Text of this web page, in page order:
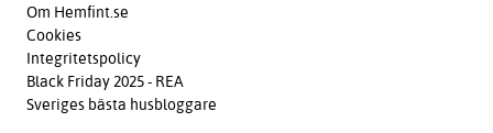
Om Hemfint.se
Cookies
Integritetspolicy
Black Friday 2025 - REA
Sveriges bästa husbloggare